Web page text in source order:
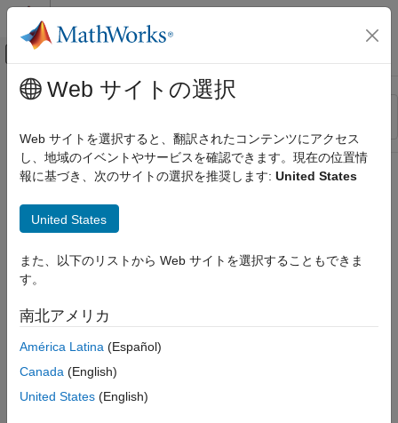
コンテンツへスキップ
オフキャンバス ナビゲーション メ
リソース
ステータス
メインコンテンツ
Web サイトの選択
Web サイトを選択すると、翻訳されたコンテンツにアクセス
し、地域のイベントやサービスを確認できます。現在の位置情
報に基づき、次のサイトの選択を推奨します: United States
United States
また、以下のリストから Web サイトを選択することもできま
す。
南北アメリカ
América Latina (Español)
Canada (English)
United States (English)